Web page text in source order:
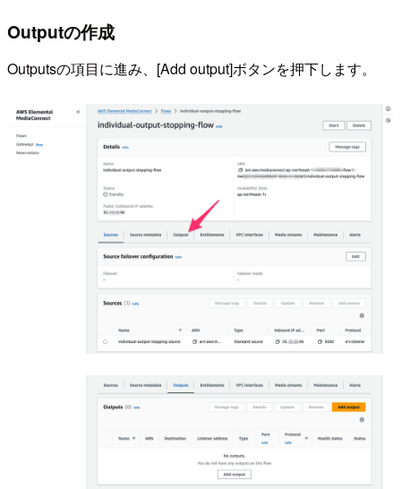
Outputの作成
Outputsの項目に進み、[Add output]ボタンを押下します。